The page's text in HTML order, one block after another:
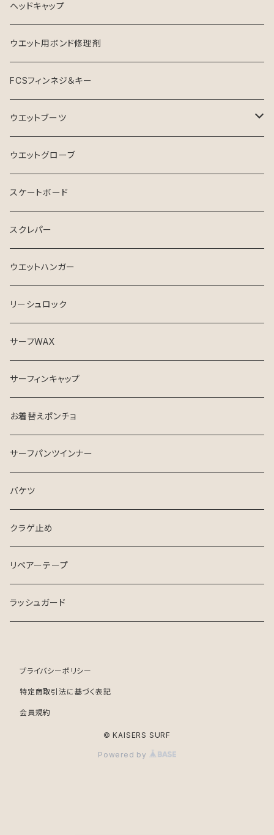
ヘッドキャップ
ウエット用ボンド修理剤
FCSフィンネジ＆キー
ウエットブーツ
リーフブーツ
ウエットグローブ
スケートボード
スクレパー
ウエットハンガー
リーシュロック
サーフWAX
サーフィンキャップ
お着替えポンチョ
サーフパンツインナー
バケツ
クラゲ止め
リペアーテープ
ラッシュガード
プライバシーポリシー
特定商取引法に基づく表記
会員規約
© KAISERS SURF
Powered by